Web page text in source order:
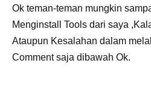
Ok teman-teman mungkin
Menginstall Tools dari saya
Ataupun Kesalahan dalam
Comment saja dibawah Ok.